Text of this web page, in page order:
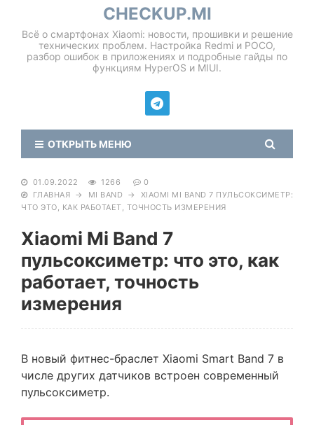
CHECKUP.MI
Всё о смартфонах Xiaomi: новости, прошивки и решение
технических проблем. Настройка Redmi и POCO,
разбор ошибок в приложениях и подробные гайды по
функциям HyperOS и MIUI.
ОТКРЫТЬ МЕНЮ
01.09.2022 1266
0
ГЛАВНАЯ → MI BAND → XIAOMI MI BAND 7 ПУЛЬСОКСИМЕТР:
ЧТО ЭТО, КАК РАБОТАЕТ, ТОЧНОСТЬ ИЗМЕРЕНИЯ
Xiaomi Mi Band 7
пульсоксиметр: что это, как
работает, точность
измерения
В новый фитнес-браслет Xiaomi Smart Band 7 в
числе других датчиков встроен современный
пульсоксиметр.